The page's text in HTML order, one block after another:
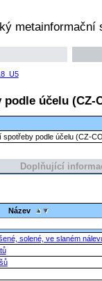
metainformační
účelu (CZ-
spotřeby podle účelu (CZ-
Doplňující
Název
solené, ve slaném